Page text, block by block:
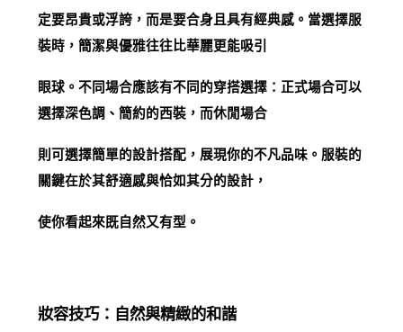
定要昂貴或浮誇，而是要合身且具有經典感。當選擇服
裝時，簡潔與優雅往往比華麗更能吸引
眼球。不同場合應該有不同的穿搭選擇：正式場合可以
選擇深色調、簡約的西裝，而休閒場合
則可選擇簡單的設計搭配，展現你的不凡品味。服裝的
關鍵在於其舒適感與恰如其分的設計，
使你看起來既自然又有型。
妝容技巧：自然與精緻的和諧